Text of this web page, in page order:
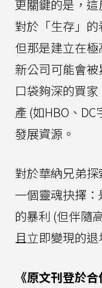
更關鍵的是，
對於「生存」的
但那是建立在
新公司可能會
口袋夠深的買
產 (如HBO、DC
發展資源。
對於華納兄弟
一個靈魂抉擇
的暴利 (但伴隨
且立即變現的退
《原文刊登於